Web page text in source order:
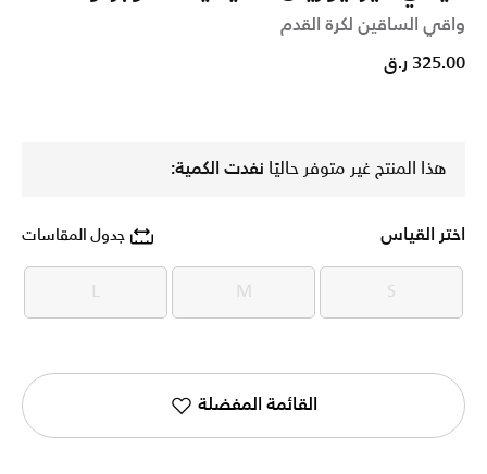
واقي الساقين لكرة القدم
325.00 ر.ق
هذا المنتج غير متوفر حاليًا نفدت الكمية:
اختر القياس جدول المقاسات
S
S
M
M
L
L
القائمة المفضلة